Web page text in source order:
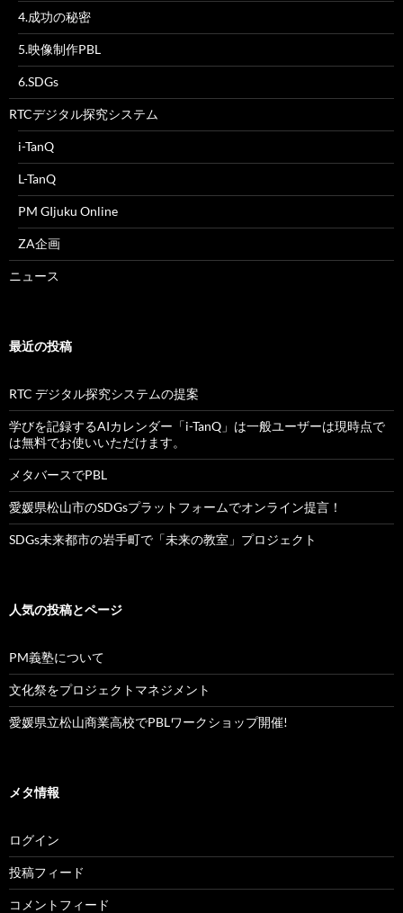
4.成功の秘密
5.映像制作PBL
6.SDGs
RTCデジタル探究システム
i-TanQ
L-TanQ
PM GIjuku Online
ZA企画
ニュース
最近の投稿
RTC デジタル探究システムの提案
学びを記録するAIカレンダー「i-TanQ」は一般ユーザーは現時点で
は無料でお使いいただけます。
メタバースでPBL
愛媛県松山市のSDGsプラットフォームでオンライン提言！
SDGs未来都市の岩手町で「未来の教室」プロジェクト
人気の投稿とページ
PM義塾について
文化祭をプロジェクトマネジメント
愛媛県立松山商業高校でPBLワークショップ開催!
メタ情報
ログイン
投稿フィード
コメントフィード